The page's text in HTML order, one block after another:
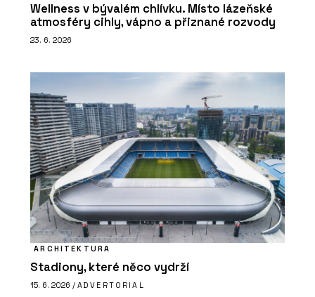
Wellness v bývalém chlívku. Místo lázeňské
atmosféry cihly, vápno a přiznané rozvody
23. 6. 2026
ARCHITEKTURA
Stadiony, které něco vydrží
15. 6. 2026 / ADVERTORIAL